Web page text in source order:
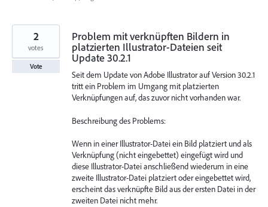
Problem mit verknüpften Bildern in
platzierten Illustrator-Dateien seit
Update 30.2.1
Seit dem Update von Adobe Illustrator auf Version 30.2.1
tritt ein Problem im Umgang mit platzierten
Verknüpfungen auf, das zuvor nicht vorhanden war.
Beschreibung des Problems:
Wenn in einer Illustrator-Datei ein Bild platziert und als
Verknüpfung (nicht eingebettet) eingefügt wird und
diese Illustrator-Datei anschließend wiederum in eine
zweite Illustrator-Datei platziert oder eingebettet wird,
erscheint das verknüpfte Bild aus der ersten Datei in der
zweiten Datei nicht mehr.
2
votes
Vote